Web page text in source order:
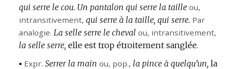
qui serre le cou. Un pantalon qui serre la taille ou,
intransitivement, qui serre à la taille, qui serre. Par
analogie. La selle serre le cheval ou, intransitivement,
la selle serre, elle est trop étroitement sanglée.
▪ Expr. Serrer la main ou, pop., la pince à quelqu’un, la